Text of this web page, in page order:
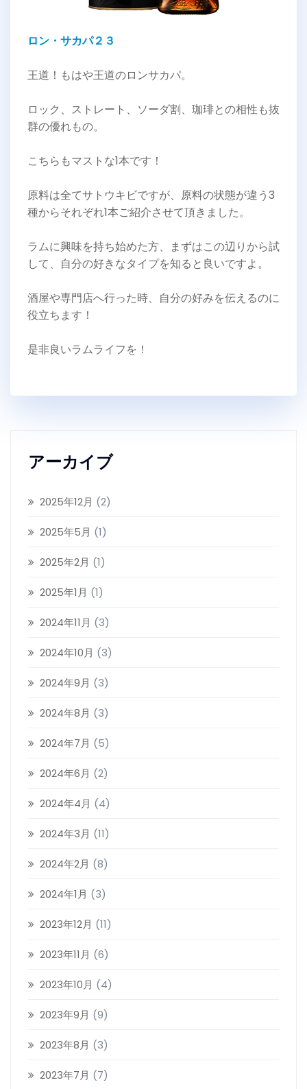
ロン・サカパ２３
王道！もはや王道のロンサカパ。
ロック、ストレート、ソーダ割、珈琲との相性も抜
群の優れもの。
こちらもマストな1本です！
原料は全てサトウキビですが、原料の状態が違う3
種からそれぞれ1本ご紹介させて頂きました。
ラムに興味を持ち始めた方、まずはこの辺りから試
して、自分の好きなタイプを知ると良いですよ。
酒屋や専門店へ行った時、自分の好みを伝えるのに
役立ちます！
是非良いラムライフを！
アーカイブ
2025年12月 (2)
2025年5月 (1)
2025年2月 (1)
2025年1月 (1)
2024年11月 (3)
2024年10月 (3)
2024年9月 (3)
2024年8月 (3)
2024年7月 (5)
2024年6月 (2)
2024年4月 (4)
2024年3月 (11)
2024年2月 (8)
2024年1月 (3)
2023年12月 (11)
2023年11月 (6)
2023年10月 (4)
2023年9月 (9)
2023年8月 (3)
2023年7月 (7)